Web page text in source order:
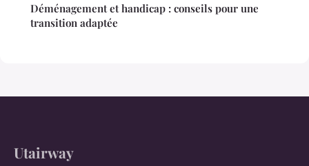
Déménagement et handicap : conseils pour une
transition adaptée
Utairway